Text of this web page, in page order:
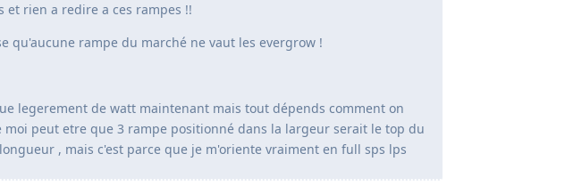
et rien a redire a ces rampes !!
qu'aucune rampe du marché ne vaut les evergrow !
legerement de watt maintenant mais tout dépends comment on
peut etre que 3 rampe positionné dans la largeur serait le top du
, mais c'est parce que je m'oriente vraiment en full sps lps